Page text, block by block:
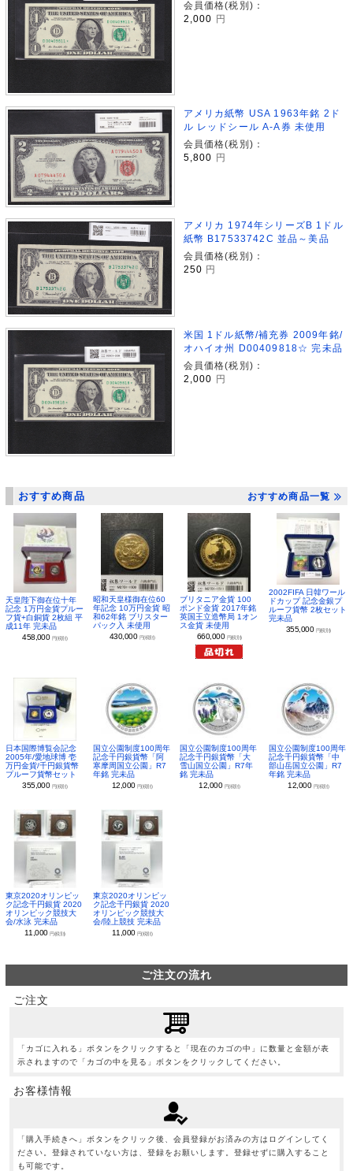
会員価格(税別)：
2,000 円
アメリカ紙幣 USA 1963年銘 2ド
ル レッドシール A-A券 未使用
会員価格(税別)：
5,800
円
アメリカ 1974年シリーズB 1ドル
紙幣 B17533742C 並品～美品
会員価格(税別)：
250 円
米国 1ドル紙幣/補充券 2009年銘/
オハイオ州 D00409818☆ 完未品
会員価格(税別)：
2,000
円
おすすめ商品 おすすめ商品一覧
天皇陛下御在位十年
記念 1万円金貨プルー
フ貨+白銅貨 2枚組 平
成11年 完未品
458,000 円(税別)
昭和天皇様御在位60
年記念 10万円金貨 昭
和62年銘 ブリスター
パック入 未使用
430,000 円(税別)
ブリタニア金貨 100
ポンド金貨 2017年銘
英国王立造幣局 1オン
ス金貨 未使用
660,000 円(税別)
2002FIFA 日韓ワール
ドカップ 記念金銀プ
ルーフ貨幣 2枚セット
完未品
355,000 円(税別)
日本国際博覧会記念
2005年/愛地球博 壱
万円金貨/千円銀貨幣
プルーフ貨幣セット
355,000 円(税別)
国立公園制度100周年
記念千円銀貨幣「阿
寒摩周国立公園」R7
年銘 完未品
12,000 円(税別)
国立公園制度100周年
記念千円銀貨幣「大
雪山国立公園」R7年
銘 完未品
12,000 円(税別)
国立公園制度100周年
記念千円銀貨幣「中
部山岳国立公園」R7
年銘 完未品
12,000 円(税別)
東京2020オリンピッ
ク記念千円銀貨 2020
オリンピック競技大
会/水泳 完未品
11,000円(税別)
東京2020オリンピッ
ク記念千円銀貨 2020
オリンピック競技大
会/陸上競技 完未品
11,000 円(税別)
ご注文の流れ
ご注文
「カゴに入れる」ボタンをクリックすると「現在のカゴの中」に数量と金額が表
示されますので「カゴの中を見る」ボタンをクリックしてください。
お客様情報
「購入手続きへ」ボタンをクリック後、会員登録がお済みの方はログインしてく
ださい。登録されていない方は、登録をお願いします。登録せずに購入すること
も可能です。